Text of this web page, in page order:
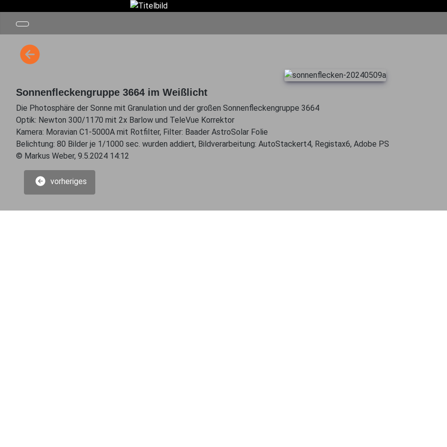
Sonnenfleckengruppe 3664 im Weißlicht
Die Photosphäre der Sonne mit Granulation und der großen Sonnenfleckengruppe 3664
Optik: Newton 300/1170 mit 2x Barlow und TeleVue Korrektor
Kamera: Moravian C1-5000A mit Rotfilter, Filter: Baader AstroSolar Folie
Belichtung: 80 Bilder je 1/1000 sec. wurden addiert, Bildverarbeitung: AutoStackert4, Registax6, Adobe PS
© Markus Weber, 9.5.2024 14:12
vorheriges